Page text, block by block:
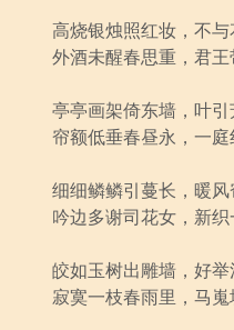
高烧银烛照红妆，不与
外酒未醒春思重，君王
亭亭画架倚东墙，叶引
帘额低垂春昼永，一庭
细细鳞鳞引蔓长，暖风
吟边多谢司花女，新织
皎如玉树出雕墙，好举
寂寞一枝春雨里，马嵬